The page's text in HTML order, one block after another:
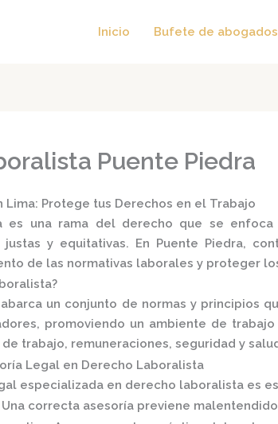
Inicio Bufete de abogados
Puente Piedra
Lima: Protege tus Derechos en el Trabajo
es una rama del derecho que se enfoca
y equitativas. En Puente Piedra,
de las normativas laborales y proteger
un conjunto de normas y principios
promoviendo un ambiente de
trabajo, remuneraciones, seguridad y
Legal en Derecho Laboralista
especializada en derecho laboralista es
Una correcta asesoría previene